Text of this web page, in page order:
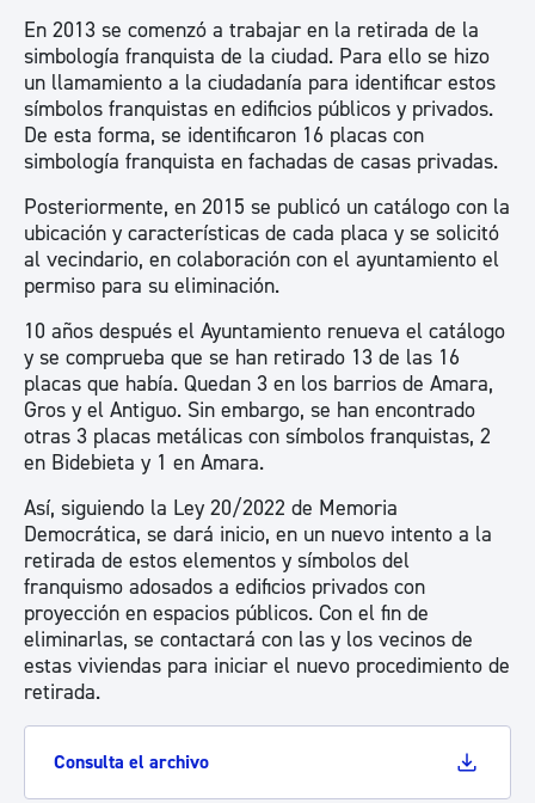
En 2013 se comenzó a trabajar en la retirada de la
simbología franquista de la ciudad. Para ello se hizo
un llamamiento a la ciudadanía para identificar estos
símbolos franquistas en edificios públicos y privados.
De esta forma, se identificaron 16 placas con
simbología franquista en fachadas de casas privadas.
Posteriormente, en 2015 se publicó un catálogo con la
ubicación y características de cada placa y se solicitó
al vecindario, en colaboración con el ayuntamiento el
permiso para su eliminación.
10 años después el Ayuntamiento renueva el catálogo
y se comprueba que se han retirado 13 de las 16
placas que había. Quedan 3 en los barrios de Amara,
Gros y el Antiguo. Sin embargo, se han encontrado
otras 3 placas metálicas con símbolos franquistas, 2
en Bidebieta y 1 en Amara.
Así, siguiendo la Ley 20/2022 de Memoria
Democrática, se dará inicio, en un nuevo intento a la
retirada de estos elementos y símbolos del
franquismo adosados a edificios privados con
proyección en espacios públicos. Con el fin de
eliminarlas, se contactará con las y los vecinos de
estas viviendas para iniciar el nuevo procedimiento de
retirada.
Consulta el archivo